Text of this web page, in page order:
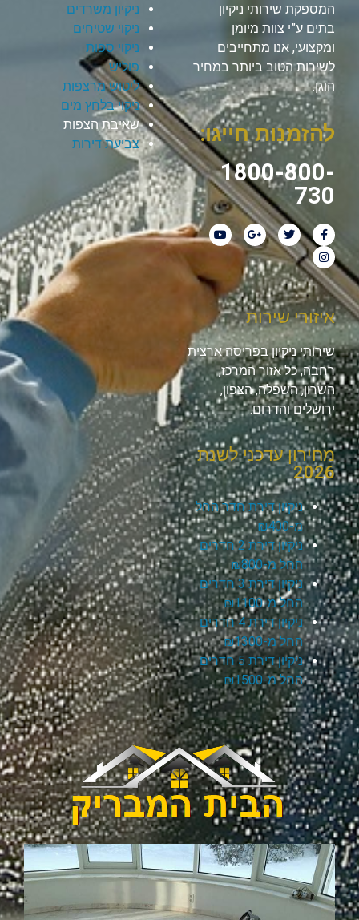
המספקת שירותי ניקיון
בתים ע”י צוות מיומן
ומקצועי, אנו מתחייבים
לשירות הטוב ביותר במחיר
הוגן.
להזמנות חייגו:
1800-800-
730
ניקיון משרדים
ניקוי שטיחים
ניקוי ספות
פוליש
ליטוש מרצפות
ניקוי בלחץ מים
שאיבת הצפות
צביעת דירות
איזורי שירות
שירותי ניקיון בפריסה ארצית
רחבה, כל אזור המרכז,
השרון, השפלה, הצפון,
ירושלים והדרום.
מחירון עדכני לשנת
2026
ניקיון דירת חדר החל
מ-₪400
ניקיון דירת 2 חדרים
החל מ-₪800
ניקיון דירת 3 חדרים
החל מ-₪1100
ניקיון דירת 4 חדרים
החל מ-₪1300
ניקיון דירת 5 חדרים
החל מ-₪1500